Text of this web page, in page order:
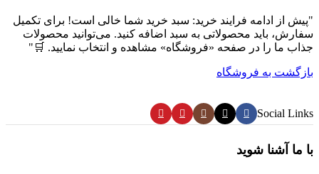
"پیش از ادامه فرایند خرید: سبد خرید شما خالی است! برای تکمیل
سفارش، باید محصولاتی به سبد اضافه کنید. می‌توانید محصولات
جذاب ما را در صفحه «فروشگاه» مشاهده و انتخاب نمایید. 🛒"
بازگشت به فروشگاه
Social Links
با ما آشنا شوید